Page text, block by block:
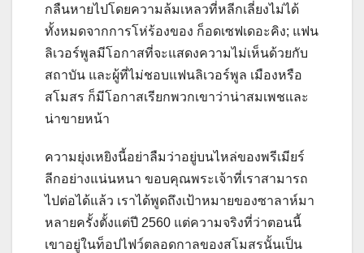
กลืนหายไปโดยความล้มเหลวที่หลีกเลี่ยงไม่ได้
ทั้งหมดจากการโห่ร้องของ ก็อดเซฟเดอะคิง; แฟน
ลิเวอร์พูลมีโอกาสที่จะแสดงความไม่เห็นด้วยกับ
สถาบัน และผู้ที่ไม่ชอบแฟนลิเวอร์พูล เมืองหรือ
สโมสร ก็มีโอกาสเรียกพวกเขาว่าน่าสมเพชและ
น่าขายหน้า
ความยุ่งเหยิงนี้อย่าลืมว่าอยู่บนไหล่ของพรีเมียร์
ลีกอย่างแน่นหนา ขอบคุณพระเจ้าที่เราสามารถ
ไปต่อได้แล้ว เราได้พูดถึงเป้าหมายของซาลาห์มา
หลายครั้งตั้งแต่ปี 2560 แต่ความจริงที่ว่าตอนนี้
เขาอยู่ในท็อปไฟว์ตลอดกาลของสโมสรนั้นเป็น